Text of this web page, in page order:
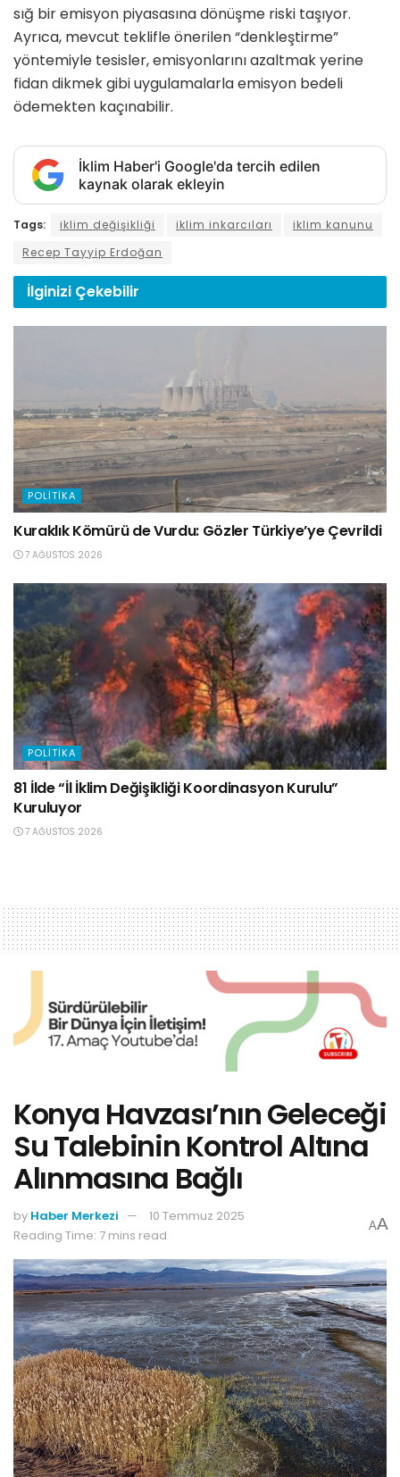
sığ bir emisyon piyasasına dönüşme riski taşıyor.
Ayrıca, mevcut teklifle önerilen “denkleştirme”
yöntemiyle tesisler, emisyonlarını azaltmak yerine
fidan dikmek gibi uygulamalarla emisyon bedeli
ödemekten kaçınabilir.
İklim Haber'i Google'da tercih edilen
kaynak olarak ekleyin
Tags: iklim değişikliği iklim inkarcıları
iklim kanunu
Recep Tayyip Erdoğan
İlginizi Çekebilir
POLITIKA
Kuraklık Kömürü de Vurdu: Gözler Türkiye’ye Çevrildi
7 AĞUSTOS 2026
POLITIKA
81 İlde “İl İklim Değişikliği Koordinasyon Kurulu”
Kuruluyor
7 AĞUSTOS 2026
Konya Havzası’nın Geleceği
Su Talebinin Kontrol Altına
Alınmasına Bağlı
by Haber Merkezi
10 Temmuz 2025
Reading Time: 7 mins read
AA